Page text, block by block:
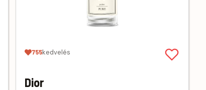
755kedvelés
Dior